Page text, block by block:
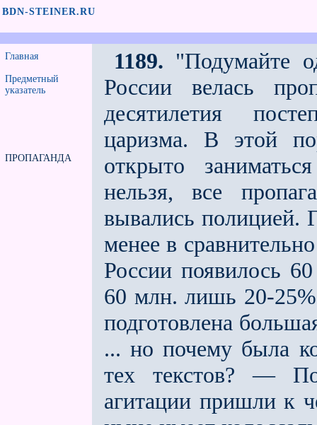
BDN-STEINER.RU
Главная
Предметный
указатель
ПРОПАГАНДА
1189. "Подумайте
России велась
десятилетия
царизма. В этой
открыто
нельзя, все
вывались полицией.
менее в
России появилось
60 млн. лишь 20-
подготовлена
... но почему была
тех текстов? —
агитации пришли к